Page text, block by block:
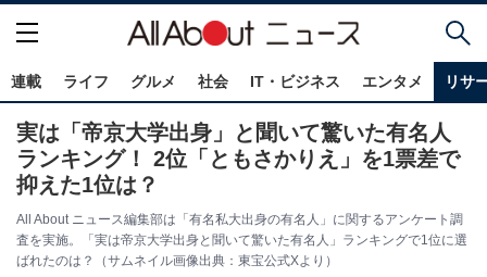
連載 ライフ グルメ 社会 IT・ビジネス エンタメ リサ
実は「帝京大学出身」と聞いて驚いた有名人
ランキング！ 2位「ともさかりえ」を1票差で
抑えた1位は？
All About ニュース編集部は「有名私大出身の有名人」に関するアンケート調
査を実施。「実は帝京大学出身と聞いて驚いた有名人」ランキングで1位に選
ばれたのは？（サムネイル画像出典：東宝公式Xより）